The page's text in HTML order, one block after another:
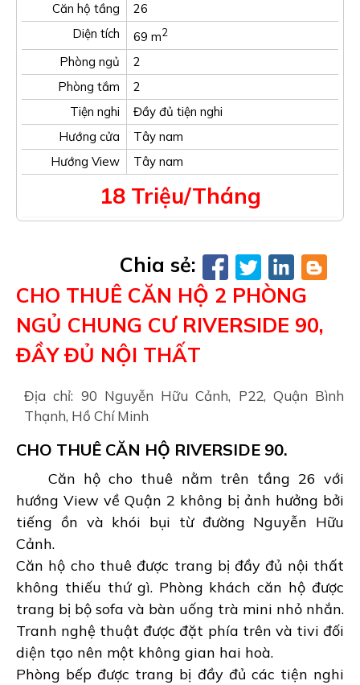
Căn hộ tầng
26
Diện tích
69 m2
Phòng ngủ
2
Phòng tắm
2
Tiện nghi
Đầy đủ tiện nghi
Hướng cửa
Tây nam
Hướng View
Tây nam
18 Triệu/Tháng
Chia sẻ:
CHO THUÊ CĂN HỘ 2 PHÒNG
NGỦ CHUNG CƯ RIVERSIDE 90,
ĐẦY ĐỦ NỘI THẤT
Địa chỉ: 90 Nguyễn Hữu Cảnh, P22, Quận Bình
Thạnh, Hồ Chí Minh
CHO THUÊ CĂN HỘ RIVERSIDE 90.
Căn hộ cho thuê nằm trên tầng 26 với
hướng View về Quận 2 không bị ảnh hưởng bởi
tiếng ồn và khói bụi từ đường Nguyễn Hữu
Cảnh.
Căn hộ cho thuê được trang bị đầy đủ nội thất
không thiếu thứ gì. Phòng khách căn hộ được
trang bị bộ sofa và bàn uống trà mini nhỏ nhắn.
Tranh nghệ thuật được đặt phía trên và tivi đối
diện tạo nên một không gian hai hoà.
Phòng bếp được trang bị đầy đủ các tiện nghi